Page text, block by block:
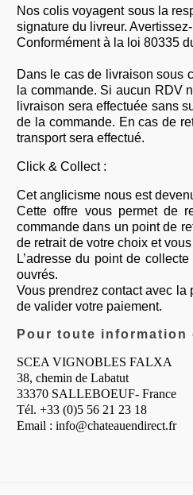
Nos colis voyagent sous la
signature du livreur.
Conformément à la loi 80335
Dans le cas de livraison sous
la commande. Si aucun RDV
livraison sera effectuée sans
de la commande. En cas de
transport sera effectué.
Click & Collect :
Cet anglicisme nous est
Cette offre vous permet de
commande dans un point de
de retrait de votre choix et
L’adresse du point de
ouvrés.
Vous prendrez contact avec
de valider votre paiement.
Pour toute information
SCEA VIGNOBLES FALXA
38, chemin de Labatut
33370 SALLEBOEUF- France
Tél. +33 (0)5 56 21 23 18
Email : info@chateauendirect.fr